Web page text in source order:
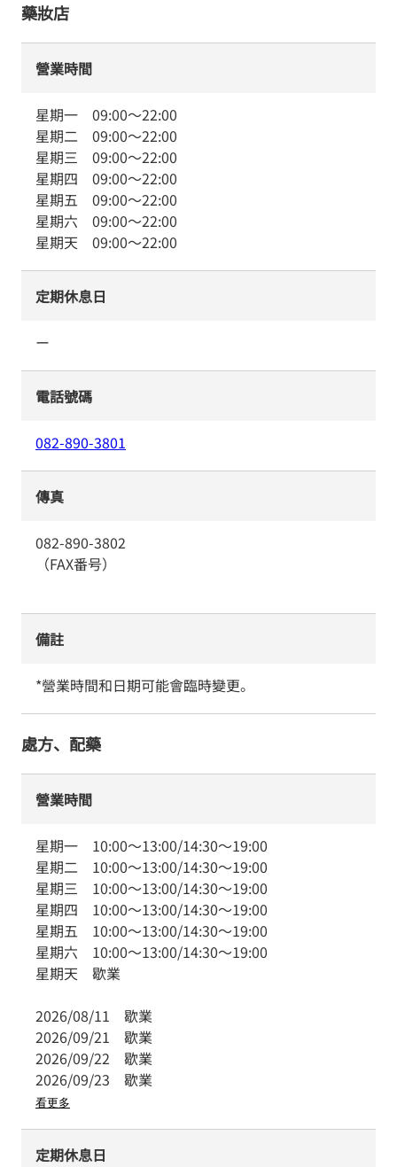
藥妝店
營業時間
星期一 09:00～22:00
星期二 09:00～22:00
星期三 09:00～22:00
星期四 09:00～22:00
星期五 09:00～22:00
星期六 09:00～22:00
星期天 09:00～22:00
定期休息日
ー
電話號碼
082-890-3801
傳真
082-890-3802
（FAX番号）
備註
*營業時間和日期可能會臨時變更。
處方、配藥
營業時間
星期一 10:00～13:00/14:30～19:00
星期二 10:00～13:00/14:30～19:00
星期三 10:00～13:00/14:30～19:00
星期四 10:00～13:00/14:30～19:00
星期五 10:00～13:00/14:30～19:00
星期六 10:00～13:00/14:30～19:00
星期天 歇業
2026/08/11 歇業
2026/09/21 歇業
2026/09/22 歇業
2026/09/23 歇業
看更多
定期休息日